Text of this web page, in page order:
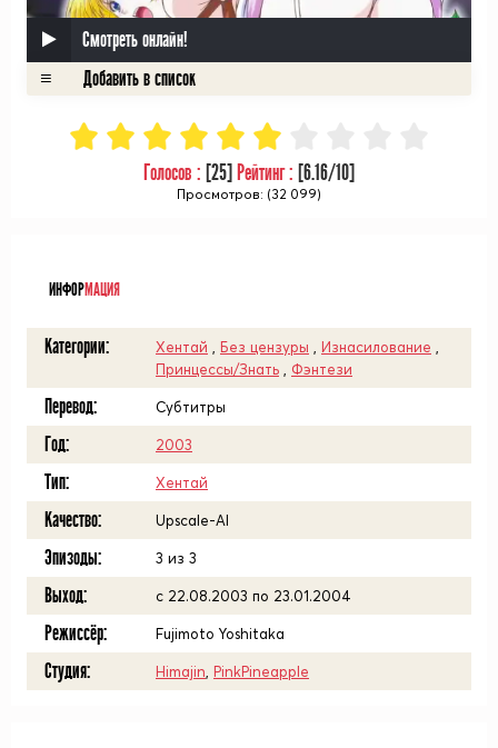
Смотреть онлайн!
Голосов : [25] Рейтинг : [6.16/10]
Просмотров: (32 099)
ИНФОРМАЦИЯ
Категории: Хентай Без цензуры Изнасилование
Принцессы/Знать
Фэнтези
Перевод: Субтитры
Год: 2003
Тип: Хентай
Качество: Upscale-AI
Эпизоды: 3 из 3
Выход: с 22.08.2003 по 23.01.2004
Режиссёр: Fujimoto Yoshitaka
Студия: Himajin PinkPineapple